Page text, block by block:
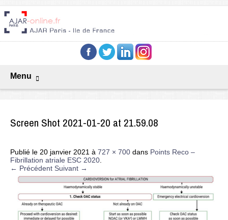
Menu
Screen Shot 2021-01-20 at 21.59.08
Publié le 20 janvier 2021 à 727 × 700 dans Points Reco –
Fibrillation atriale ESC 2020
← Précédent Suivant →